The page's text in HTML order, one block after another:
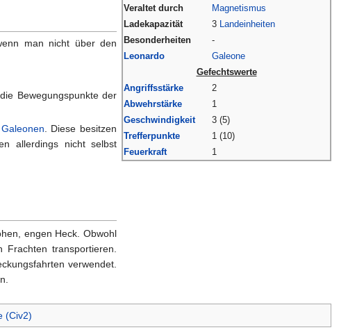
Veraltet durch
Magnetismus
Ladekapazität
3 Landeinheiten
Besonderheiten
-
Leonardo
Galeone
Gefechtswerte
Angriffsstärke
2
Abwehrstärke
1
Geschwindigkeit
3 (5)
Trefferpunkte
1 (10)
Feuerkraft
1
man nicht über den
Bewegungspunkte der
Galeonen . Diese besitzen
allerdings nicht selbst
engen Heck. Obwohl
transportieren.
verwendet.
(Civ2)